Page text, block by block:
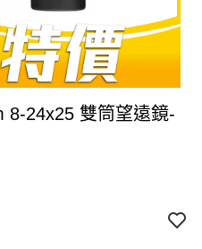
8-24x25 雙筒望遠鏡-